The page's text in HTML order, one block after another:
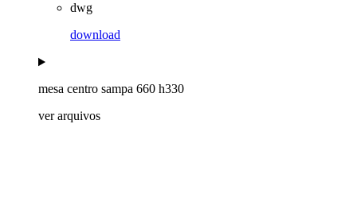
dwg
download
mesa centro sampa 660 h330
ver arquivos